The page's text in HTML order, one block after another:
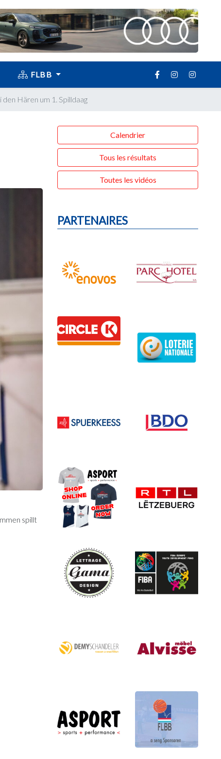
FLBB
Hären um 1. Spilldaag
spillt
Calendrier
Tous les résultats
Toutes les vidéos
PARTENAIRES